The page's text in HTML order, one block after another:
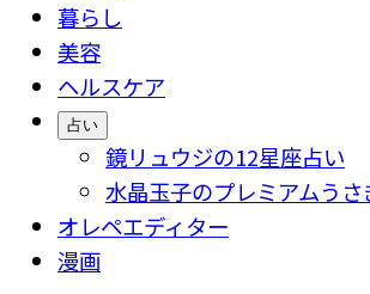
暮らし
美容
ヘルスケア
占い
鏡リュウジの12星座占い
水晶玉子のプレミアムうさ
オレペエディター
漫画